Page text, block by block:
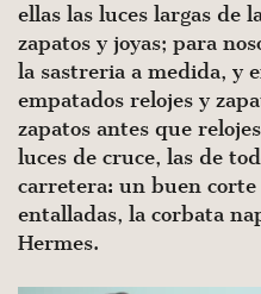
ellas las luces largas de
zapatos y joyas; para
la sastreria a medida, y
empatados relojes y
zapatos antes que
luces de cruce, las de
carretera: un buen corte
entalladas, la corbata
Hermes.